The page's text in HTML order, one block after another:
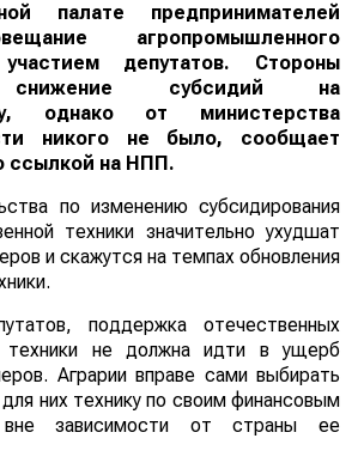
палате предпринимателей
агропромышленного
депутатов. Стороны
снижение субсидий на
однако от министерства
никого не было, сообщает
ссылкой на НПП.
по изменению субсидирования
техники значительно ухудшат
и скажутся на темпах обновления
поддержка отечественных
техники не должна идти в ущерб
Аграрии вправе сами выбирать
них технику по своим финансовым
вне зависимости от страны ее